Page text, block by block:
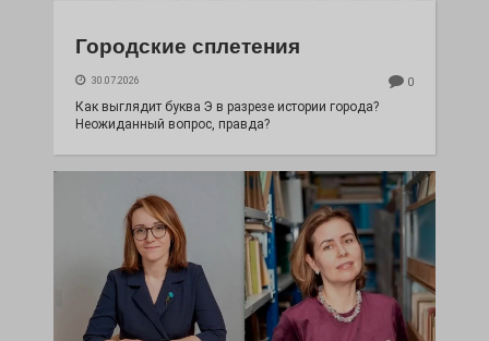
Городские сплетения
30.07.2026 0
Как выглядит буква Э в разрезе истории города?
Неожиданный вопрос, правда?